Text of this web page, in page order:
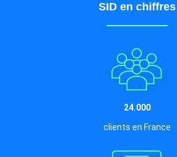
SID en chiffres
24.000
clients en France